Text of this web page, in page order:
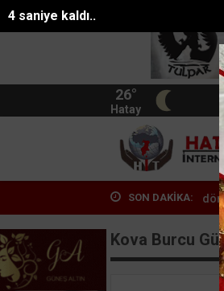
3 saniye kaldı..
26°
Hatay
SON DAKİKA:
sokak hayvanlarına 75 dönümlük
Kova Burcu